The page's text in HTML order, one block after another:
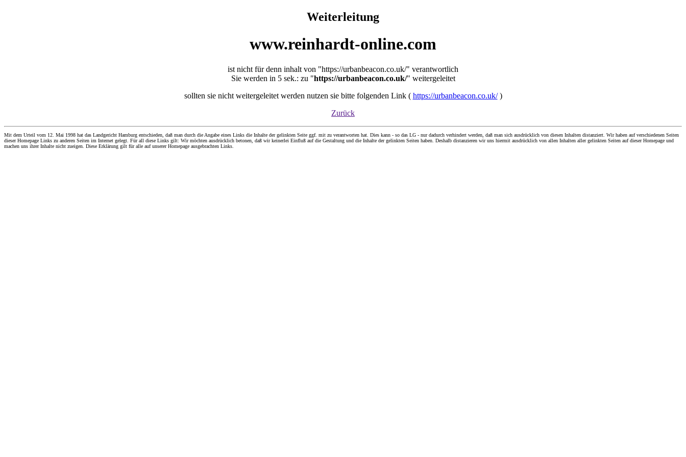
Weiterleitung
www.reinhardt-online.com
ist nicht für denn inhalt von "https://urbanbeacon.co.uk/" verantwortlich
Sie werden in 5 sek.: zu "https://urbanbeacon.co.uk/" weitergeleitet
sollten sie nicht weitergeleitet werden nutzen sie bitte folgenden Link ( https://urbanbeacon.co.uk/)
Zurück
Mit dem Urteil vom 12. Mai 1998 hat das Landgericht Hamburg entschieden, daß man durch die Angabe eines Links die Inhalte der gelinkten Seite ggf. mit zu verantworten hat. Dies kann - so das LG - nur dadurch verhindert werden, daß man sich ausdrücklich von diesen Inhalten distanziert. Wir haben auf verschiedenen Seiten
dieser Homepage Links zu anderen Seiten im Internet gelegt. Für all diese Links gilt: Wir möchten ausdrücklich betonen, daß wir keinerlei Einfluß auf die Gestaltung und die Inhalte der gelinkten Seiten haben. Deshalb distanzieren wir uns hiermit ausdrücklich von allen Inhalten aller gelinkten Seiten auf dieser Homepage und
machen uns ihrer Inhalte nicht zueigen. Diese Erklärung gilt für alle auf unserer Homepage ausgebrachten Links.